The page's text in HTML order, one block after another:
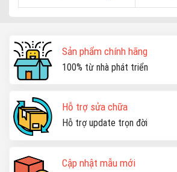
là:
tại
phân
Sản phẩm chính hãng
100% từ nhà phát triển
Hỗ trợ sửa chữa
Hỗ trợ update trọn đời
Cập nhật mẫu mới